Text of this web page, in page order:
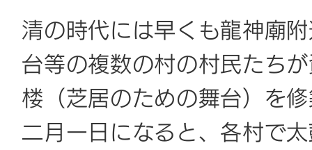
清の時代には早くも龍神廟
台等の複数の村の村民たち
楼（芝居のための舞台）を
二月一日になると、各村で